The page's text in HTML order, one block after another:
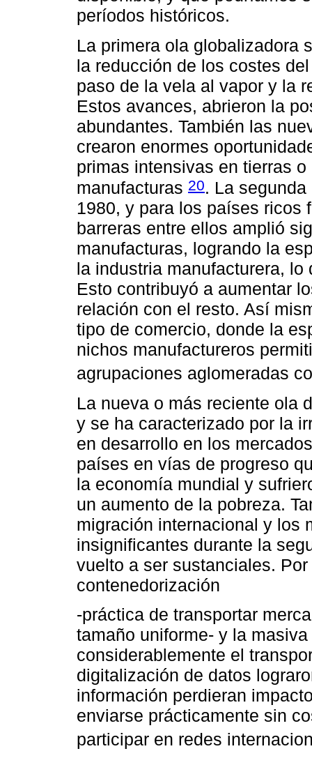
períodos históricos.
La primera ola globalizadora
la reducción de los costes
paso de la vela al vapor y la
Estos avances, abrieron la
abundantes. También las
crearon enormes
primas intensivas en tierras
manufacturas 20. La
1980, y para los países ricos
barreras entre ellos amplió
manufacturas, logrando la
la industria manufacturera,
Esto contribuyó a aumentar
relación con el resto. Así
tipo de comercio, donde la
nichos manufactureros
agrupaciones aglomeradas
La nueva o más reciente ola
y se ha caracterizado por la
en desarrollo en los
países en vías de progreso
la economía mundial y
un aumento de la pobreza.
migración internacional y los
insignificantes durante la
vuelto a ser sustanciales.
contenedorización
-práctica de transportar
tamaño uniforme- y la
considerablemente el
digitalización de datos
información perdieran
enviarse prácticamente sin
participar en redes